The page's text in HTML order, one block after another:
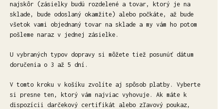
najskôr (zásielky budú rozdelené a tovar, ktorý je na
sklade, bude odoslaný okamžite) alebo počkáte, až bude
všetok vami objednaný tovar na sklade a my vám ho potom
pošleme naraz v jednej zásielke.
U vybraných typov dopravy si môžete tiež posunúť dátum
doručenia o 3 až 5 dní.
V tomto kroku v košíku zvolíte aj spôsob platby. Vyberte
si presne ten, ktorý vám najviac vyhovuje. Ak máte k
dispozícii darčekový certifikát alebo zľavový poukaz,